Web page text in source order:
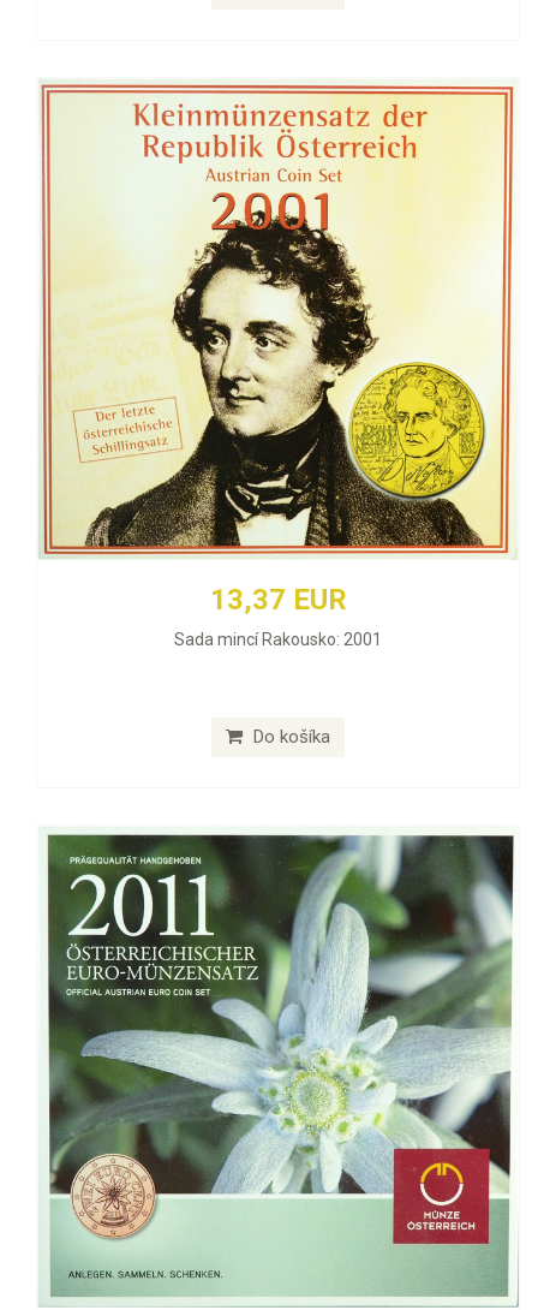
13,37 EUR
Sada mincí Rakousko: 2001
Do košíka